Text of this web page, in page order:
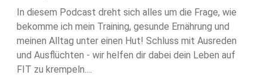
In diesem Podcast dreht sich alles um die Frage, wie
bekomme ich mein Training, gesunde Ernährung und
meinen Alltag unter einen Hut! Schluss mit Ausreden
und Ausflüchten - wir helfen dir dabei dein Leben auf
FIT zu krempeln....